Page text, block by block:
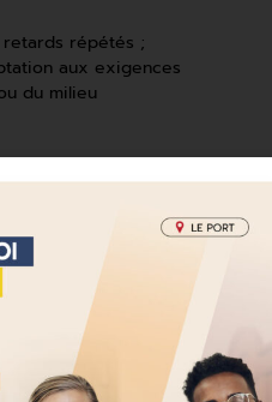
répétés ;
aux exigences
du milieu
de confiance.
actions
outils afin de
de parcours.